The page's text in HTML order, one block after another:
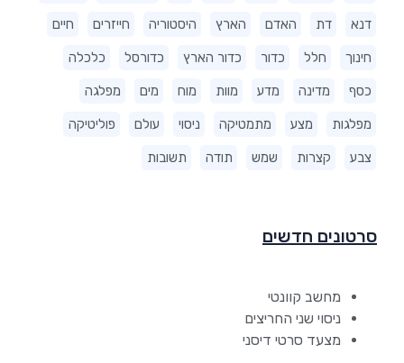
דנא דת האדם הארץ היסטוריה חייזרים חיים
חינוך חלל כדור כדור הארץ כדורסל כלכלה
כסף מדינה מדע מוות מוח מים מפלגה
מפלגות מצע מתמטיקה ניסוי עולם פוליטיקה
צבע קצרות שמש תודה תשובות
סרטונים חדשים
מחשב קוונטי
ניסוי שני החריצים
מצעד סרטי דיסני